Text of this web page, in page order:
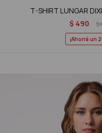
T-SHIRT LUNGAR
$ 490 $